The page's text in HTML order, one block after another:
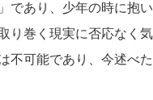
あり、少年の時に抱
り巻く現実に否応なく
不可能であり、今述べ